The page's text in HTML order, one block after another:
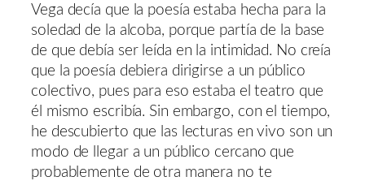
Vega decía que la poesía estaba hecha para la
soledad de la alcoba, porque partía de la base
de que debía ser leída en la intimidad. No creía
que la poesía debiera dirigirse a un público
colectivo, pues para eso estaba el teatro que
él mismo escribía. Sin embargo, con el tiempo,
he descubierto que las lecturas en vivo son un
modo de llegar a un público cercano que
probablemente de otra manera no te